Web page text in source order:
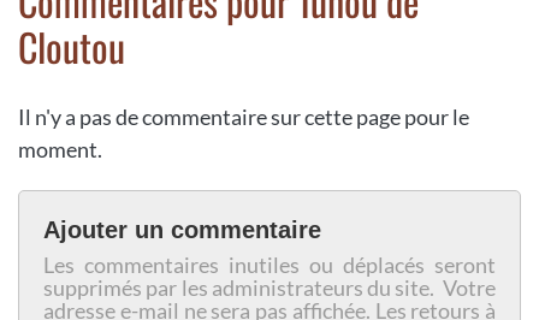
Cloutou
Il n'y a pas de commentaire sur cette page pour le
moment.
Ajouter un commentaire
Les commentaires inutiles ou déplacés seront
supprimés par les administrateurs du site. Votre
adresse e-mail ne sera pas affichée. Les retours à